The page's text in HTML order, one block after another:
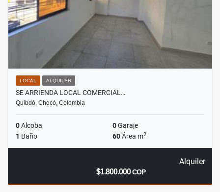
LOCAL ALQUILER
SE ARRIENDA LOCAL COMERCIAL…
Quibdó, Chocó, Colombia
0Alcoba 0Garaje
1 Baño 60Área m2
Alquiler
$1.800.000COP